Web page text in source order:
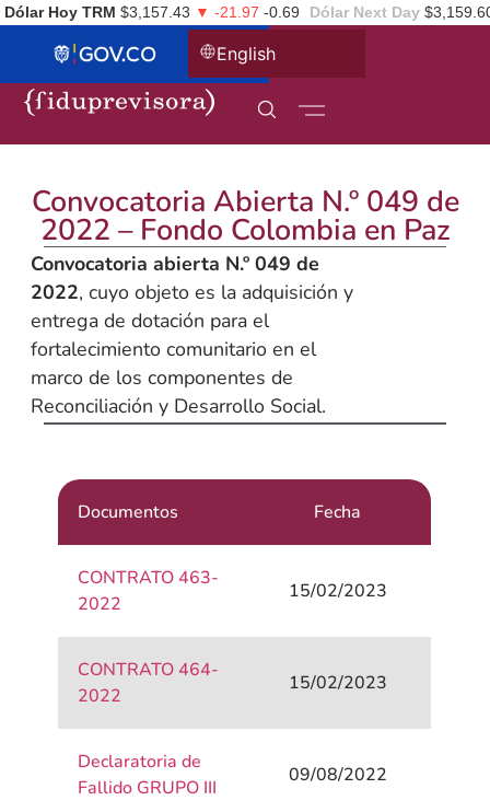
Dólar Hoy TRM $3,157.43 ▼ -21.97 -0.69 Dólar Next Day
English
Convocatoria Abierta N.º 049 de
2022 – Fondo Colombia en Paz
Convocatoria abierta N.º 049 de
2022, cuyo objeto es la adquisición y
entrega de dotación para el
fortalecimiento comunitario en el
marco de los componentes de
Reconciliación y Desarrollo Social.
Documentos Fecha
CONTRATO 463-
2022
15/02/2023
CONTRATO 464-
2022
15/02/2023
Declaratoria de
Fallido GRUPO III
09/08/2022